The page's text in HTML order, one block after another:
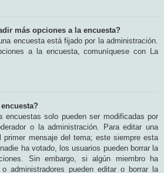
más opciones a la encuesta?
encuesta está fijado por la administración.
a la encuesta, comuníquese con La
encuestas solo pueden ser modificadas por
o la administración. Para editar una
primer mensaje del tema; este siempre esta
ha votado, los usuarios pueden borrar la
Sin embargo, si algún miembro ha
administradores pueden editar o borrar la